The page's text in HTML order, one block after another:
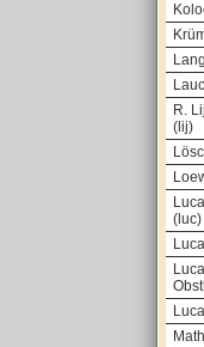
R.
(lij)
(luc)